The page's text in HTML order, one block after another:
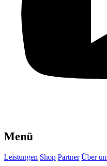
Menü
Leistungen Shop Partner Über